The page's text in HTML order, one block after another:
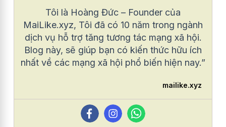
Tôi là Hoàng Đức – Founder của
MaiLike.xyz, Tôi đã có 10 năm trong ngành
dịch vụ hỗ trợ tăng tương tác mạng xã hội.
Blog này, sẽ giúp bạn có kiến thức hữu ích
nhất về các mạng xã hội phổ biến hiện nay.”
mailike.xyz